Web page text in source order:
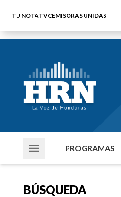
TU NOTATVCEMISORAS UNIDAS
PROGRAMAS
BÚSQUEDA